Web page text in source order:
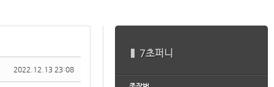
7초퍼니
2022.12.13 23:08